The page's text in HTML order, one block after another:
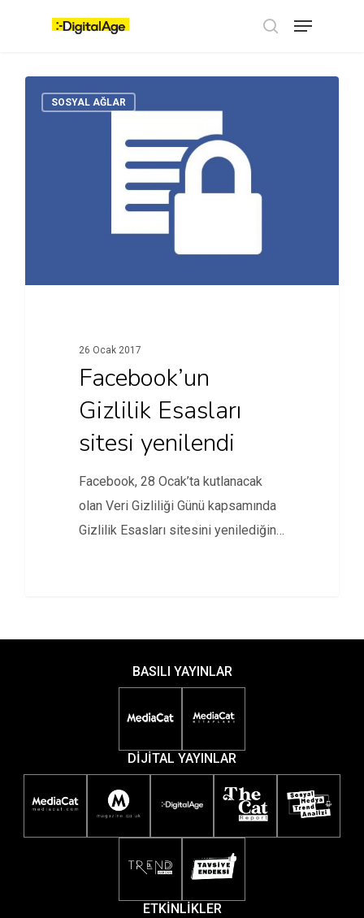
Menu
SOSYAL AĞLAR
26 Ocak 2017
Facebook’un
Gizlilik Esasları
sitesi yenilendi
Facebook, 28 Ocak’ta kutlanacak
olan Veri Gizliliği Günü kapsamında
Gizlilik Esasları sitesini yenilediğini
BASILI YAYINLAR
DİJİTAL YAYINLAR
ETKİNLİKLER